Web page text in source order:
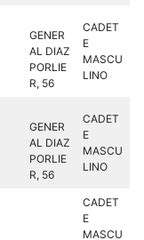
GENER
AL DIAZ
PORLIE
R, 56
CADET
E
MASCU
LINO
GENER
AL DIAZ
PORLIE
R, 56
CADET
E
MASCU
LINO
CADET
E
MASCU